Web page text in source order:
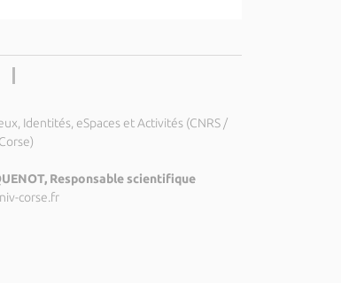
Identités, eSpaces et Activités (CNRS /
Responsable scientifique
corse.fr